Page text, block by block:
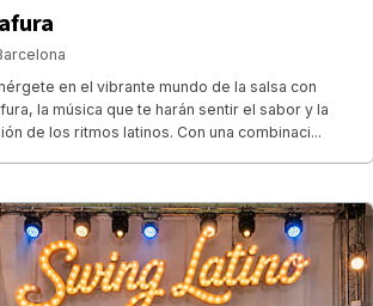
en el vibrante mundo de la salsa con
la música que te harán sentir el sabor y la
de los ritmos latinos. Con una combinaci...